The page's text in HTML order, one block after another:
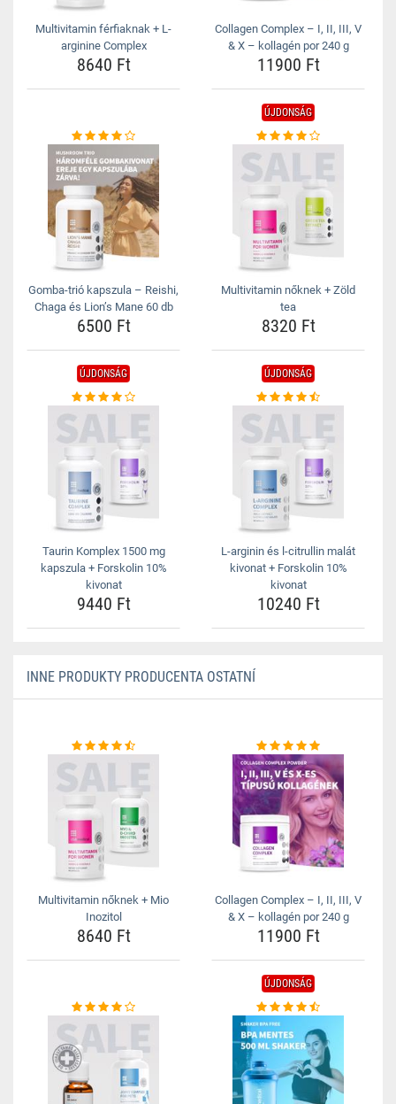
Multivitamin férfiaknak + L-
arginine Complex
8640 Ft
Collagen Complex – I, II, III, V
& X – kollagén por 240 g
11900 Ft
Gomba-trió kapszula – Reishi,
Chaga és Lion’s Mane 60 db
6500 Ft
ÚJDONSÁG
Multivitamin nőknek + Zöld
tea
8320 Ft
ÚJDONSÁG
Taurin Komplex 1500 mg
kapszula + Forskolin 10%
kivonat
9440 Ft
ÚJDONSÁG
L-arginin és l-citrullin malát
kivonat + Forskolin 10%
kivonat
10240 Ft
INNE PRODUKTY PRODUCENTA OSTATNÍ
Multivitamin nőknek + Mio
Inozitol
8640 Ft
Collagen Complex – I, II, III, V
& X – kollagén por 240 g
11900 Ft
ÚJDONSÁG